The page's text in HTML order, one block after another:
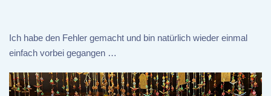
Ich habe den Fehler gemacht und bin natürlich wieder einmal
einfach vorbei gegangen …